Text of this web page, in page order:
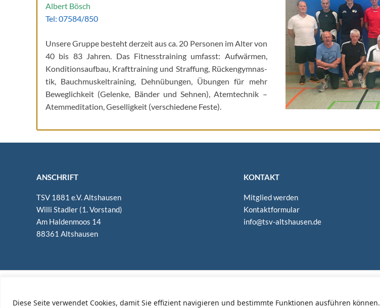
Diese Seite verwendet Cookies, damit Sie effizient navigieren und bestimmte Funktionen ausführen können.
Albert Bösch
Tel: 07584/850
Unse­re Grup­pe besteht der­zeit aus ca. 20 Per­so­nen im Alter von
40 bis 83 Jah­ren. Das Fit­ness­trai­ning umfasst: Auf­wär­men,
Kon­di­ti­ons­auf­bau, Kraft­trai­ning und Straf­fung, Rücken­gym­nas­
tik, Bauch­mus­kel­trai­ning, Dehn­übun­gen, Übun­gen für mehr
Beweg­lich­keit (Gelen­ke, Bän­der und Seh­nen), Atem­tech­nik –
Atem­medi­ta­ti­on, Gesel­lig­keit (ver­schie­de­ne Feste).
ANSCHRIFT
TSV 1881 e.V. Altshausen
Wil­li Stad­ler (1. Vorstand)
Am Hal­den­moos 14
88361 Altshausen
KON­TAKT
Mit­glied werden
Kon­takt­for­mu­lar
info@​tsv-​altshausen.​de